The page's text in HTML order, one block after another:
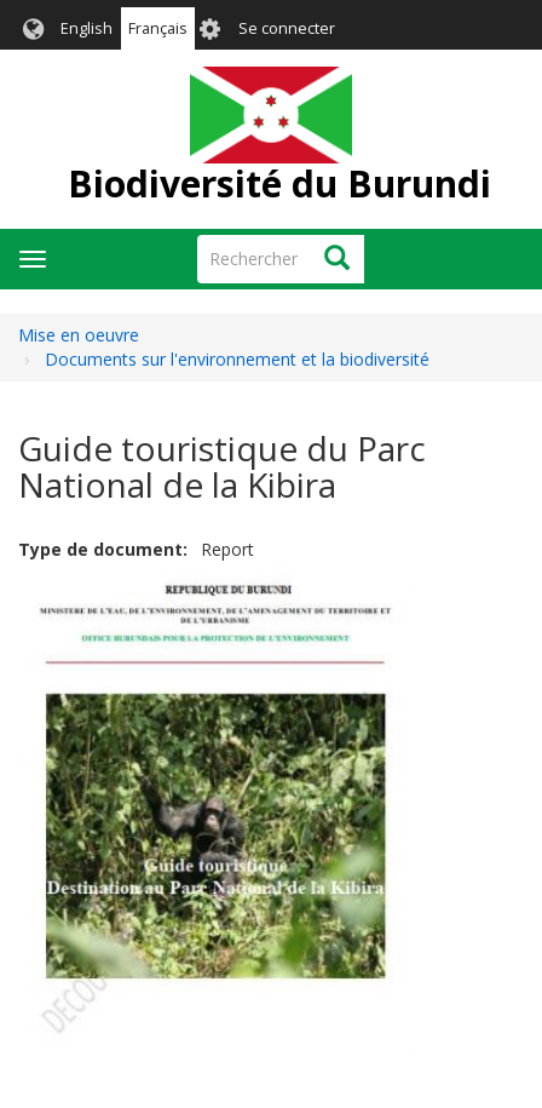
English Français User
account
menu
Se connecter
Biodiversité du Burundi
Rechercher Rechercher
Toggle
navigation
Mise en oeuvre
Documents sur l'environnement et la biodiversité
Guide touristique du Parc
National de la Kibira
Type de document Report